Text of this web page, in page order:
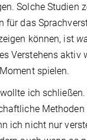
Solche Studien
für das
können, ist
Verstehens aktiv
spielen.
ich
ich nicht nur